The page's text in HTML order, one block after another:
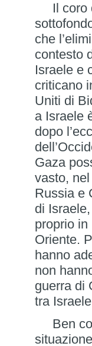
Il coro
che
contesto
Israele e
criticano
Uniti di
a Israele
dopo
Gaza
vasto,
Russia e
di
proprio
Oriente.
hanno
non
guerra di
tra
Ben